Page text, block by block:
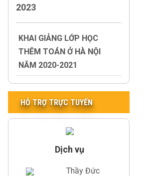
2023
KHAI GIẢNG LỚP HỌC
THÊM TOÁN Ở HÀ NỘI
NĂM 2020-2021
HỖ TRỢ TRỰC TUYẾN
Dịch vụ
Thầy Đức